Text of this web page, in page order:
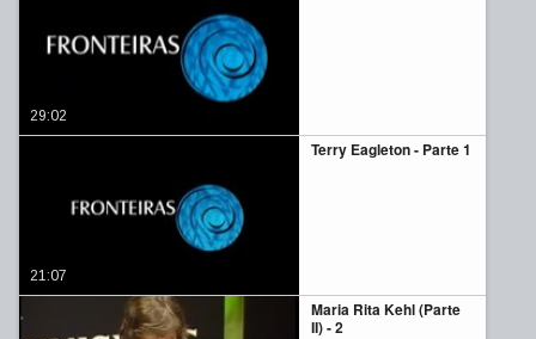
29:02
Terry Eagleton - Parte 1
21:07
Maria Rita Kehl (Parte
II) - 2